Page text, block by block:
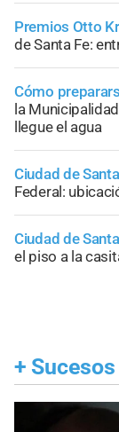
Premios Otto
de Santa Fe:
Cómo
la
llegue el agua
Ciudad de
Federal:
Ciudad de
el piso a la
+ Sucesos